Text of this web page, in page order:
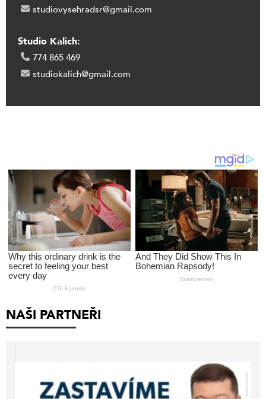
studiovysehradsr@gmail.com
Studio Kalich:
774 865 469
studiokalich@gmail.com
NAŠI PARTNEŘI